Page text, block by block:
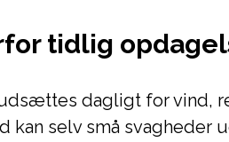
tidlig
dagligt for vind,
kan selv små svagheder